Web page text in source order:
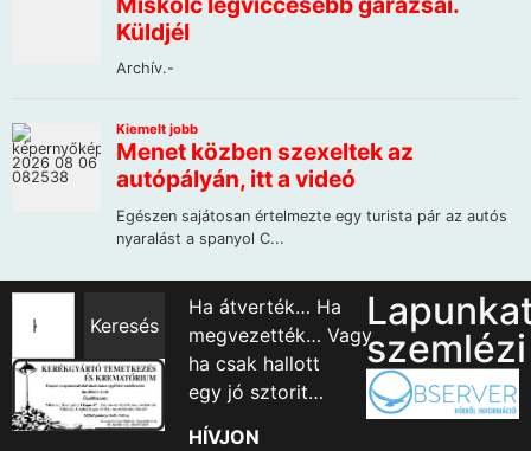
Keresés
Ha átverték… Ha
megvezették… Vagy
ha csak hallott
egy jó sztorit…
HÍVJON
szemlézi